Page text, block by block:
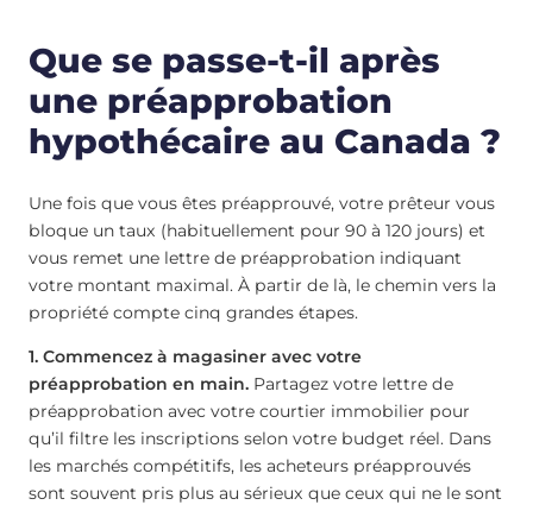
Que se passe-t-il après
une préapprobation
hypothécaire au Canada ?
Une fois que vous êtes préapprouvé, votre prêteur vous
bloque un taux (habituellement pour 90 à 120 jours) et
vous remet une lettre de préapprobation indiquant
votre montant maximal. À partir de là, le chemin vers la
propriété compte cinq grandes étapes.
1. Commencez à magasiner avec votre
préapprobation en main. Partagez votre lettre de
préapprobation avec votre courtier immobilier pour
qu’il filtre les inscriptions selon votre budget réel. Dans
les marchés compétitifs, les acheteurs préapprouvés
sont souvent pris plus au sérieux que ceux qui ne le sont